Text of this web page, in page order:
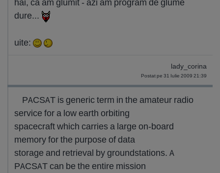
dure...
uite:
lady_corina
Postat pe 31 Iulie 2009 21:39
PACSAT is generic term in the amateur radio
service for a low earth orbiting
spacecraft which carries a large on-board
memory for the purpose of data
storage and retrieval by groundstations. A
PACSAT can be the entire mission